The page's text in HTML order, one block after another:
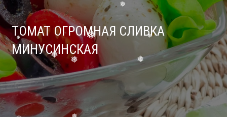
❅
❅ ❅
❅
❅
ТОМАТ ОГРОМНАЯ СЛИВКА
МИНУСИНСКАЯ